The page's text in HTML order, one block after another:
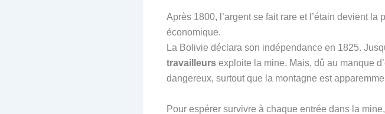
Après 1800, l’argent se fait rare et l’étain devient
économique.
La Bolivie déclara son indépendance en 1825.
travailleurs exploite la mine. Mais, dû au manque
dangereux, surtout que la montagne est
Pour espérer survivre à chaque entrée dans la